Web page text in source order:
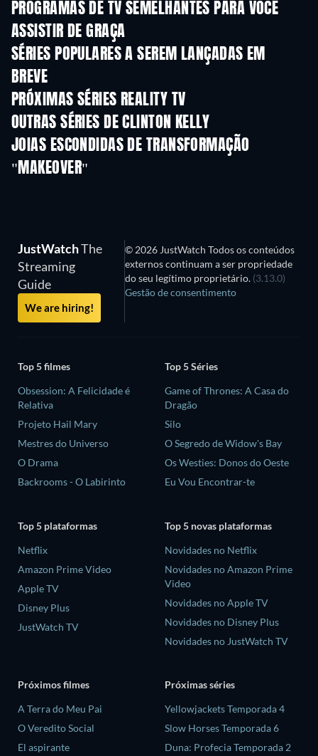
PROGRAMAS DE TV SEMELHANTES PARA VOCÊ
ASSISTIR DE GRAÇA
Série
SÉRIES POPULARES A SEREM LANÇADAS EM
BREVE
PRÓXIMAS SÉRIES REALITY TV
Temporada 3 Temporada 1
OUTRAS SÉRIES DE CLINTON KELLY
Série Série
JOIAS ESCONDIDAS DE TRANSFORMAÇÃO
"MAKEOVER"
JustWatchThe
Streaming
Guide
We are hiring!
© 2026 JustWatch Todos os conteúdos
externos continuam a ser propriedade
do seu legítimo proprietário. (3.13.0)
Gestão de consentimento
Top 5 filmes
Obsession: A Felicidade é
Relativa
Projeto Hail Mary
Mestres do Universo
O Drama
Backrooms - O Labirinto
Top 5 Séries
Game of Thrones: A Casa do
Dragão
Silo
O Segredo de Widow's Bay
Os Westies: Donos do Oeste
Eu Vou Encontrar-te
Top 5 plataformas
Netflix
Amazon Prime Video
Apple TV
Disney Plus
JustWatch TV
Top 5 novas plataformas
Novidades no Netflix
Novidades no Amazon Prime
Video
Novidades no Apple TV
Novidades no Disney Plus
Novidades no JustWatch TV
Próximos filmes
A Terra do Meu Pai
O Veredito Social
El aspirante
Próximas séries
Yellowjackets Temporada 4
Slow Horses Temporada 6
Duna: Profecia Temporada 2